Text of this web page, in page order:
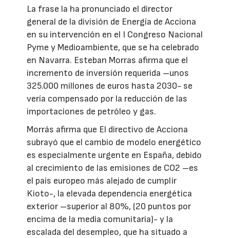
La frase la ha pronunciado el director
general de la división de Energía de Acciona
en su intervención en el I Congreso Nacional
Pyme y Medioambiente, que se ha celebrado
en Navarra. Esteban Morras afirma que el
incremento de inversión requerida –unos
325.000 millones de euros hasta 2030- se
vería compensado por la reducción de las
importaciones de petróleo y gas.
Morrás afirma que El directivo de Acciona
subrayó que el cambio de modelo energético
es especialmente urgente en España, debido
al crecimiento de las emisiones de CO2 –es
el país europeo más alejado de cumplir
Kioto-, la elevada dependencia energética
exterior –superior al 80%, (20 puntos por
encima de la media comunitaria)- y la
escalada del desempleo, que ha situado a